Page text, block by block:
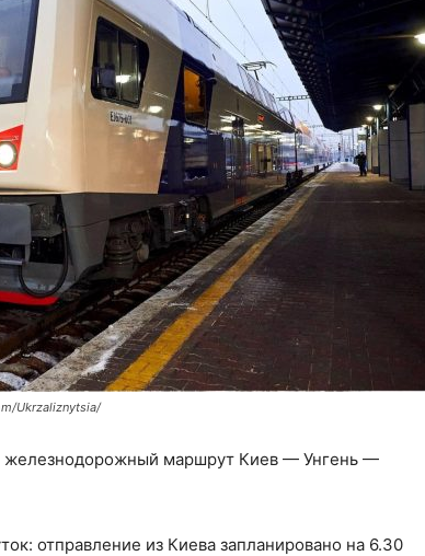
Ukrzaliznytsia/
железнодорожный маршрут Киев — Унгень —
отправление из Киева запланировано на 6.30